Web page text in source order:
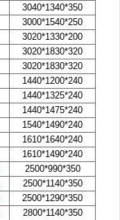
3040*1340*350
3000*1540*250
3020*1330*200
3020*1830*320
3020*1830*320
1440*1200*240
1440*1325*240
1440*1475*240
1540*1490*240
1610*1640*240
1610*1490*240
2500*990*350
2500*1140*350
2500*1290*350
2800*1140*350